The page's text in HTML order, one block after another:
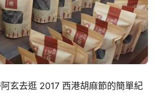
玄去逛 2017 西港胡麻節的簡單紀